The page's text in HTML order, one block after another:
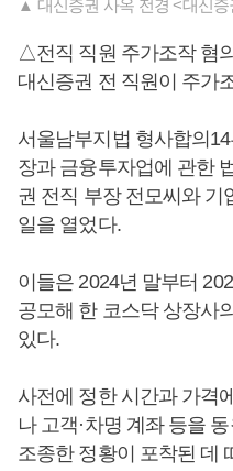
▲ 대신증권 사옥 전경 <대신증
△전직 직원 주가조작 혐
대신증권 전 직원이 주가
서울남부지법 형사합의
장과 금융투자업에 관한
권 전직 부장 전모씨와 기
일을 열었다.
이들은 2024년 말부터
공모해 한 코스닥 상장사
있다.
사전에 정한 시간과 가격
나 고객·차명 계좌 등을
조종한 정황이 포착된 데